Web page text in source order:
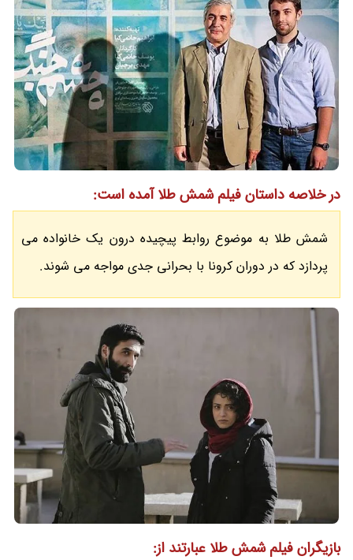
در خلاصه داستان فیلم شمش طلا آمده است:
شمش طلا به موضوع روابط پیچیده درون یک خانواده می
پردازد که در دوران کرونا با بحرانی جدی مواجه می شوند.
بازیگران فیلم شمش طلا عبارتند از: